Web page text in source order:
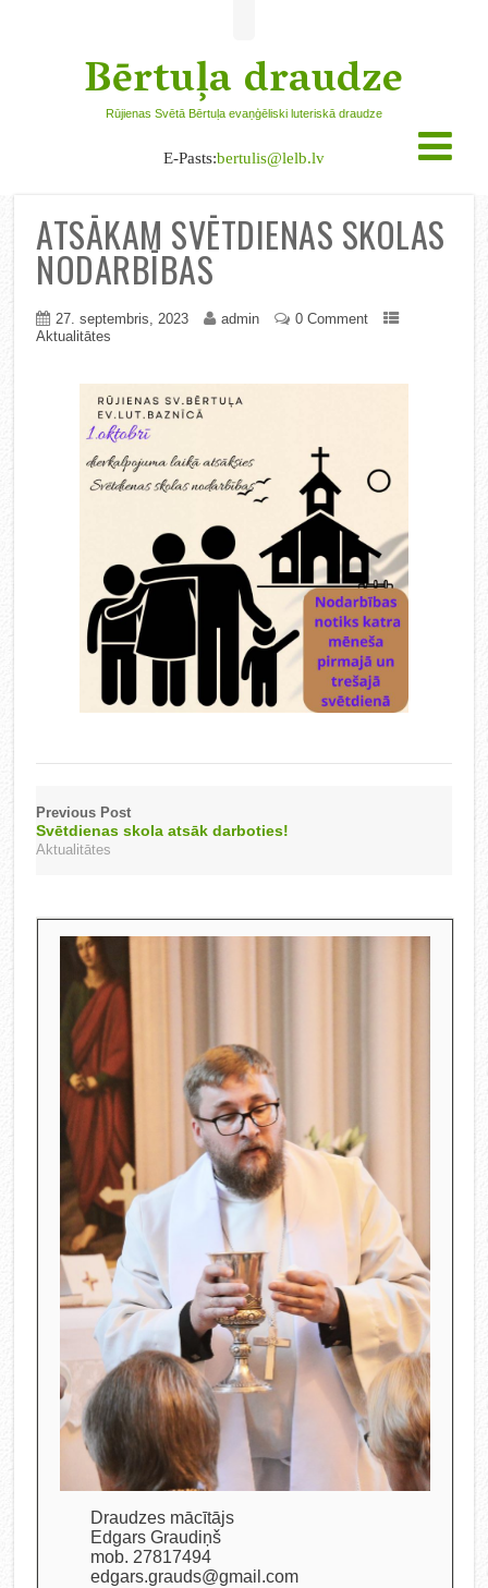
Bērtuļa draudze
Rūjienas Svētā Bērtuļa evaņģēliski luteriskā draudze
E-Pasts:bertulis@lelb.lv
ATSĀKAM SVĒTDIENAS SKOLAS
NODARBĪBAS
27. septembris, 2023 admin
0 Comment
Aktualitātes
Previous Post
Svētdienas skola atsāk darboties!
Aktualitātes
Draudzes mācītājs
Edgars Graudiņš
mob. 27817494
edgars.grauds@gmail.com